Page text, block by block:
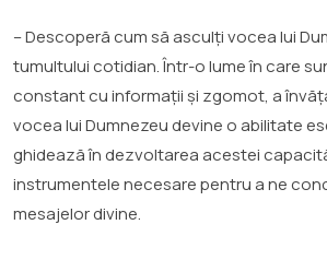
– Descoperă cum să asculți vocea lui
tumultului cotidian. Într-o lume în care
constant cu informații și zgomot, a
vocea lui Dumnezeu devine o abilitate
ghidează în dezvoltarea acestei
instrumentele necesare pentru a ne
mesajelor divine.